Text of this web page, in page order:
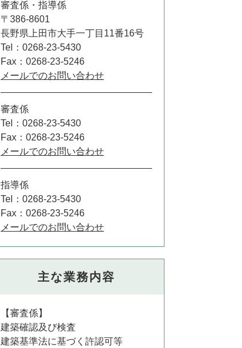
審査係・指導係
〒386-8601
長野県上田市大手一丁目11番16号
Tel：0268-23-5430
Fax：0268-23-5246
メールでのお問い合わせ
審査係
Tel：0268-23-5430
Fax：0268-23-5246
メールでのお問い合わせ
指導係
Tel：0268-23-5430
Fax：0268-23-5246
メールでのお問い合わせ
主な業務内容
【審査係】
建築確認及び検査
建築基準法に基づく許認可等